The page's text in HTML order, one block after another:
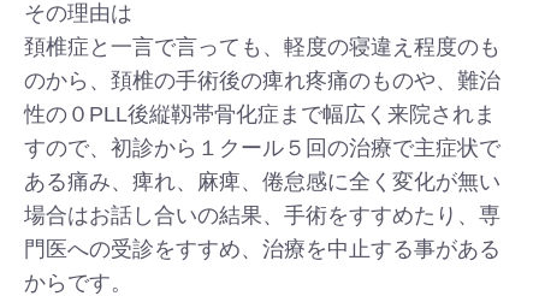
その理由は
頚椎症と一言で言っても、軽度の寝違え程度のも
のから、頚椎の手術後の痺れ疼痛のものや、難治
性の０PLL後縦靱帯骨化症まで幅広く来院されま
すので、初診から１クール５回の治療で主症状で
ある痛み、痺れ、麻痺、倦怠感に全く変化が無い
場合はお話し合いの結果、手術をすすめたり、専
門医への受診をすすめ、治療を中止する事がある
からです。